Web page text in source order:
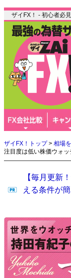
ザイFX！ - 初心者必
ザイFX！トップ> 相場
注目度は低い株価ウォ
【毎月更新
える条件が